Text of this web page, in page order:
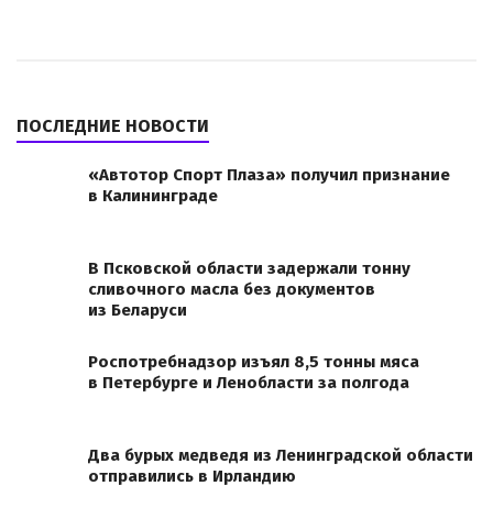
ПОСЛЕДНИЕ НОВОСТИ
«Автотор Спорт Плаза» получил признание
в Калининграде
В Псковской области задержали тонну
сливочного масла без документов
из Беларуси
Роспотребнадзор изъял 8,5 тонны мяса
в Петербурге и Ленобласти за полгода
Два бурых медведя из Ленинградской области
отправились в Ирландию